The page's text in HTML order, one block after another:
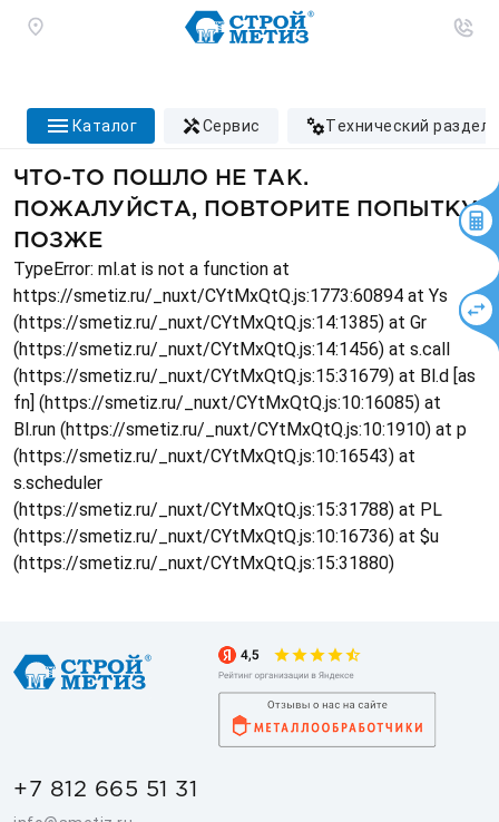
каталог сервис технический раздел
ЧТО-ТО ПОШЛО НЕ ТАК.
ПОЖАЛУЙСТА, ПОВТОРИТЕ ПОПЫТКУ
ПОЗЖЕ
TypeError: ml.at is not a function at
https://smetiz.ru/_nuxt/CYtMxQtQ.js:1773:60894 at Ys
(https://smetiz.ru/_nuxt/CYtMxQtQ.js:14:1385) at Gr
(https://smetiz.ru/_nuxt/CYtMxQtQ.js:14:1456) at s.call
(https://smetiz.ru/_nuxt/CYtMxQtQ.js:15:31679) at Bl.d [as
fn] (https://smetiz.ru/_nuxt/CYtMxQtQ.js:10:16085) at
Bl.run (https://smetiz.ru/_nuxt/CYtMxQtQ.js:10:1910) at p
(https://smetiz.ru/_nuxt/CYtMxQtQ.js:10:16543) at
s.scheduler
(https://smetiz.ru/_nuxt/CYtMxQtQ.js:15:31788) at PL
(https://smetiz.ru/_nuxt/CYtMxQtQ.js:10:16736) at $u
(https://smetiz.ru/_nuxt/CYtMxQtQ.js:15:31880)
+7 812 665 51 31